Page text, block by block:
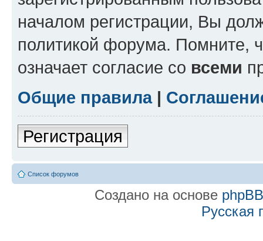
началом регистрации, Вы
политикой форума. Помните,
означает согласие со всеми
Общие правила|
Регистрация
Список форумов
Создано на основе phpBB
Русская